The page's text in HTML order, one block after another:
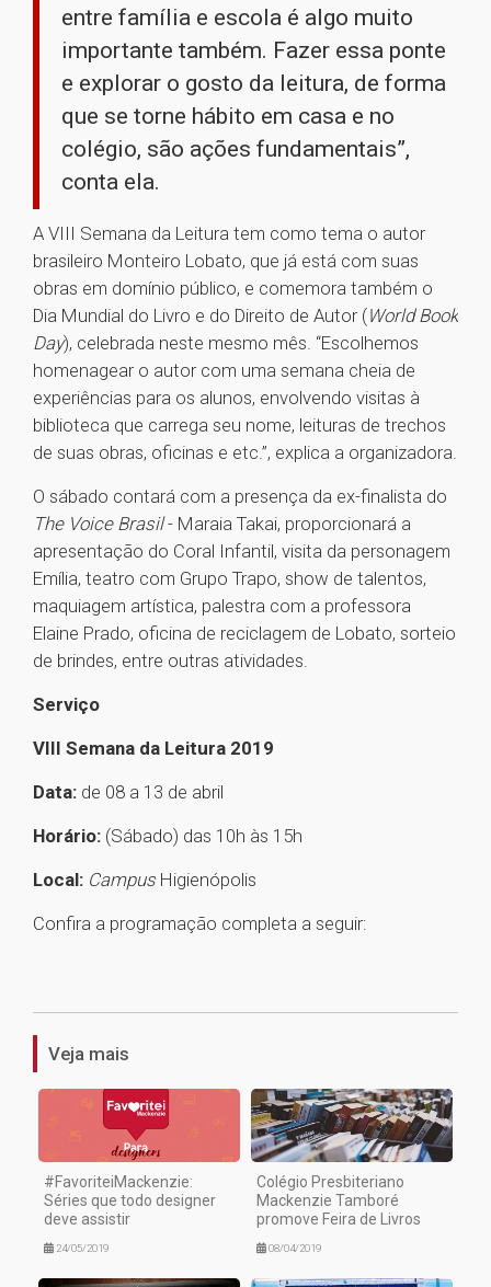
entre família e escola é algo muito
importante também. Fazer essa ponte
e explorar o gosto da leitura, de forma
que se torne hábito em casa e no
colégio, são ações fundamentais”,
conta ela.
A VIII Semana da Leitura tem como tema o autor
brasileiro Monteiro Lobato, que já está com suas
obras em domínio público, e comemora também o
Dia Mundial do Livro e do Direito de Autor (World Book
Day), celebrada neste mesmo mês. “Escolhemos
homenagear o autor com uma semana cheia de
experiências para os alunos, envolvendo visitas à
biblioteca que carrega seu nome, leituras de trechos
de suas obras, oficinas e etc.”, explica a organizadora.
O sábado contará com a presença da ex-finalista do
The Voice Brasil- Maraia Takai, proporcionará a
apresentação do Coral Infantil, visita da personagem
Emília, teatro com Grupo Trapo, show de talentos,
maquiagem artística, palestra com a professora
Elaine Prado, oficina de reciclagem de Lobato, sorteio
de brindes, entre outras atividades.
Serviço
VIII Semana da Leitura 2019
Data: de 08 a 13 de abril
Horário: (Sábado) das 10h às 15h
Local: Campus Higienópolis
Confira a programação completa a seguir:
Veja mais
#FavoriteiMackenzie:
Séries que todo designer
deve assistir
24/05/2019
Colégio Presbiteriano
Mackenzie Tamboré
promove Feira de Livros
08/04/2019